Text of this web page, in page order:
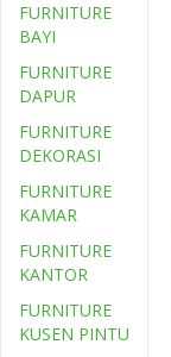
FURNITURE
BAYI
FURNITURE
DAPUR
FURNITURE
DEKORASI
FURNITURE
KAMAR
FURNITURE
KANTOR
FURNITURE
KUSEN PINTU